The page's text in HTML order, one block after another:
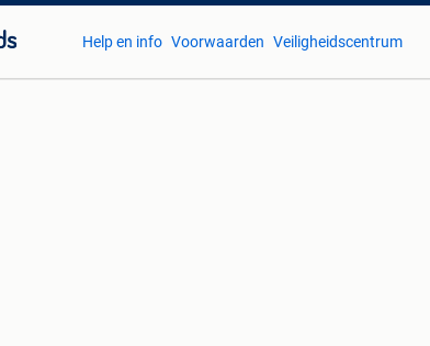
Help en info Voorwaarden Veiligheidscentrum